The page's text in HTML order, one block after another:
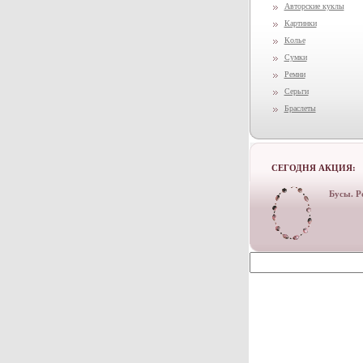
Авторские куклы
Картинки
Колье
Сумки
Ремни
Серьги
Браслеты
СЕГОДНЯ АКЦИЯ:
Бусы.